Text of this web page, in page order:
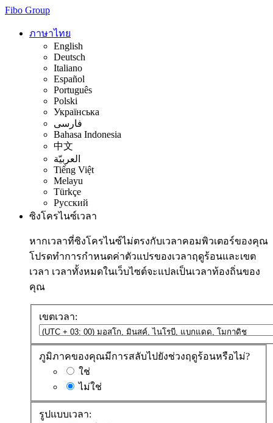
Fibo Group
ภาษาไทย
English
Deutsch
Italiano
Español
Português
Polski
Українська
فارسی
Bahasa Indonesia
中文
العربيّة
Tiếng Việt
Melayu
Türkçe
Русский
ซิงโครไนซ์เวลา
หากเวลาที่ซิงโครไนซ์ไม่ตรงกับเวลาคอมพิวเตอร์ของคุณ
โปรดทำการกำหนดค่าตัวแปรของเวลาฤดูร้อนและเขต
เวลา เวลาทั้งหมดในเว็บไซต์จะแปลเป็นเวลาท้องถิ่นของ
คุณ
เขตเวลา:
ภูมิภาคของคุณมีการสลับไปยังช่วงฤดูร้อนหรือไม่?
ใช่
ไม่ใช่
รูปแบบเวลา: